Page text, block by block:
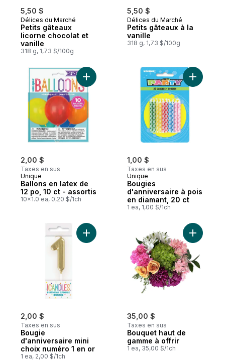
5,50 $
Délices du Marché
Petits gâteaux
licorne chocolat et
vanille
318 g, 1,73 $/100g
5,50 $
Délices du Marché
Petits gâteaux à la
vanille
318 g, 1,73 $/100g
2,00 $
Taxes en sus
Unique
Ballons en latex de
12 po, 10 ct - assortis
10x1.0 ea, 0,20 $/1ch
Ajouter Ballons en latex de 12 po, 10 ct -
1,00 $
Taxes en sus
Unique
Bougies
d'anniversaire à pois
en diamant, 20 ct
1 ea, 1,00 $/1ch
Ajouter
2,00 $
Taxes en sus
Bougie
d'anniversaire mini
choix numéro 1 en or
1 ea, 2,00 $/1ch
Ajouter Bougie d'anniversaire mini choix
35,00 $
Taxes en sus
Bouquet haut de
gamme à offrir
1 ea, 35,00 $/1ch
Ajouter